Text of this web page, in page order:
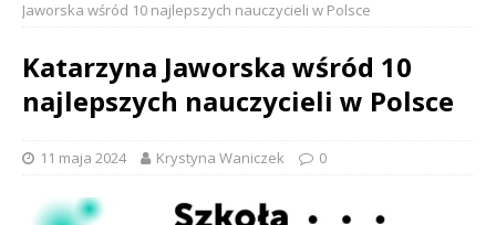
Jaworska wśród 10 najlepszych nauczycieli w Polsce
Katarzyna Jaworska wśród 10
najlepszych nauczycieli w Polsce
11 maja 2024 Krystyna Waniczek 0